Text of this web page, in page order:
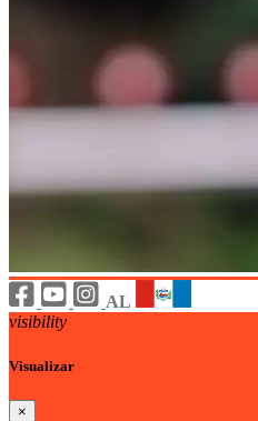
AL
visibility
Visualizar
×